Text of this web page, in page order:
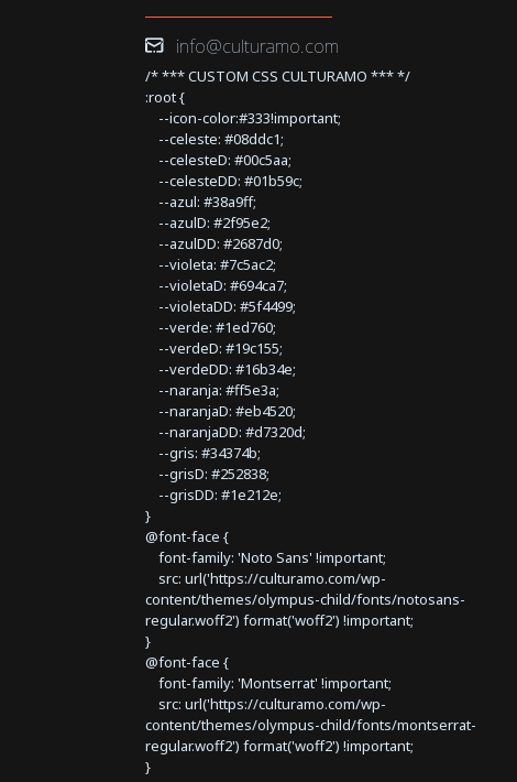
info@culturamo.com
/* *** CUSTOM CSS CULTURAMO *** */
:root {
--icon-color:#333!important;
--celeste: #08ddc1;
--celesteD: #00c5aa;
--celesteDD: #01b59c;
--azul: #38a9ff;
--azulD: #2f95e2;
--azulDD: #2687d0;
--violeta: #7c5ac2;
--violetaD: #694ca7;
--violetaDD: #5f4499;
--verde: #1ed760;
--verdeD: #19c155;
--verdeDD: #16b34e;
--naranja: #ff5e3a;
--naranjaD: #eb4520;
--naranjaDD: #d7320d;
--gris: #34374b;
--grisD: #252838;
--grisDD: #1e212e;
}
@font-face {
font-family: 'Noto Sans' !important;
src: url('https://culturamo.com/wp-
content/themes/olympus-child/fonts/notosans-
regular.woff2') format('woff2') !important;
}
@font-face {
font-family: 'Montserrat' !important;
src: url('https://culturamo.com/wp-
content/themes/olympus-child/fonts/montserrat-
regular.woff2') format('woff2') !important;
}